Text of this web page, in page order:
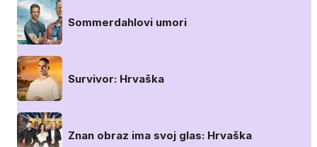
Sommerdahlovi umori
Survivor: Hrvaška
Znan obraz ima svoj glas: Hrvaška